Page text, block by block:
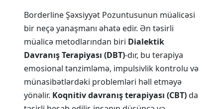
Borderline Şəxsiyyət Pozuntusunun müalicəsi
bir neçə yanaşmanı əhatə edir. Ən təsirli
müalicə metodlarından biri Dialektik
Davranış Terapiyası (DBT)-dır, bu terapiya
emosional tənzimləmə, impulsivlik kontrolu və
münasibətlərdəki problemləri həll etməyə
yönəlir. Koqnitiv davranış terapiyası (CBT)da